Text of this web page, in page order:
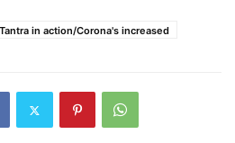
in action/Corona's increased